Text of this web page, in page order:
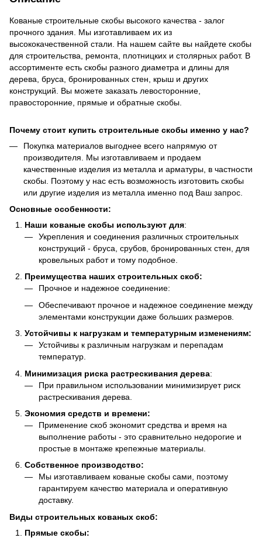
Кованые строительные скобы высокого качества - залог
прочного здания. Мы изготавливаем их из
высококачественной стали. На нашем сайте вы найдете скобы
для строительства, ремонта, плотницких и столярных работ. В
ассортименте есть скобы разного диаметра и длины для
дерева, бруса, бронированных стен, крыш и других
конструкций. Вы можете заказать левосторонние,
правосторонние, прямые и обратные скобы.
Почему стоит купить строительные скобы именно у нас?
Покупка материалов выгоднее всего напрямую от
производителя. Мы изготавливаем и продаем
качественные изделия из металла и арматуры, в частности
скобы. Поэтому у нас есть возможность изготовить скобы
или другие изделия из металла именно под Ваш запрос.
Основные особенности:
Наши кованые скобы используют для:
Укрепления и соединения различных строительных
конструкций - бруса, срубов, бронированных стен, для
кровельных работ и тому подобное.
Преимущества наших строительных скоб:
Прочное и надежное соединение:
Обеспечивают прочное и надежное соединение между
элементами конструкции даже больших размеров.
Устойчивы к нагрузкам и температурным изменениям:
Устойчивы к различным нагрузкам и перепадам
температур.
Минимизация риска растрескивания дерева:
При правильном использовании минимизирует риск
растрескивания дерева.
Экономия средств и времени:
Применение скоб экономит средства и время на
выполнение работы - это сравнительно недорогие и
простые в монтаже крепежные материалы.
Собственное производство:
Мы изготавливаем кованые скобы сами, поэтому
гарантируем качество материала и оперативную
доставку.
Виды строительных кованых скоб:
Прямые скобы: